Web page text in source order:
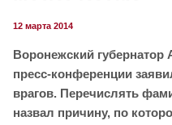
12 марта 2014
Воронежский губернатор
пресс-конференции
врагов. Перечислять
назвал причину, по